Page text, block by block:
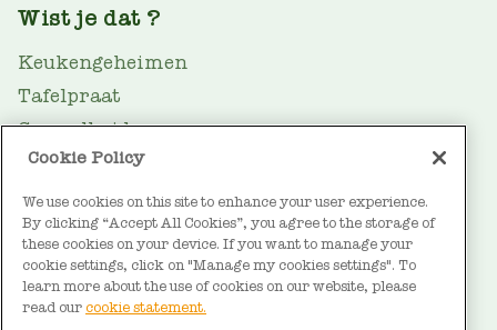
Wist je dat ?
Keukengeheimen
Tafelpraat
Gezondheid
Oliegids
Duurzaamheid
FOOTER
Over Vandemoortele
Contact
Cookie Policy
We use cookies on this site to enhance your user experience.
By clicking “Accept All Cookies”, you agree to the storage of
these cookies on your device. If you want to manage your
cookie settings, click on "Manage my cookies settings". To
learn more about the use of cookies on our website, please
read our cookie statement.